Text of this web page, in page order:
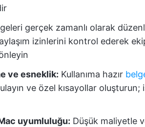
gerçek zamanlı olarak
izinlerini kontrol ederek
önleyin
ve esneklik: Kullanıma hazır
ve özel kısayollar oluşturun;
uyumluluğu: Düşük maliyetle